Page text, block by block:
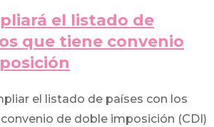
el listado de
que tiene convenio
el listado de países con los
de doble imposición (CDI)